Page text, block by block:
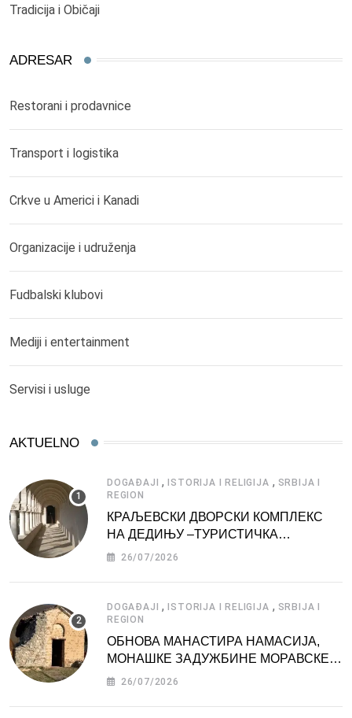
Tradicija i Običaji
ADRESAR
Restorani i prodavnice
Transport i logistika
Crkve u Americi i Kanadi
Organizacije i udruženja
Fudbalski klubovi
Mediji i entertainment
Servisi i usluge
AKTUELNO
DOGAĐAJI , ISTORIJA I RELIGIJA , SRBIJA I
REGION
КРАЉЕВСКИ ДВОРСКИ КОМПЛЕКС
НА ДЕДИЊУ –ТУРИСТИЧКА
АТРАКЦИЈА
26/07/2026
DOGAĐAJI , ISTORIJA I RELIGIJA , SRBIJA I
REGION
ОБНОВА МАНАСТИРА НАМАСИЈА,
МОНАШКЕ ЗАДУЖБИНЕ МОРАВСКЕ
СРБИЈЕ
26/07/2026